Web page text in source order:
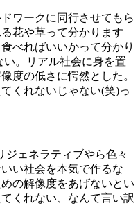
ワークに同行させてもら
花や草って分かります
べればいいかって分かり
い。リアル社会に身を置
度の低さに愕然とした。
くれないじゃない(笑)っ
ジェネラティブやら色々
い社会を本気で作るな
の解像度をあげないとい
くれない、なんて言い訳